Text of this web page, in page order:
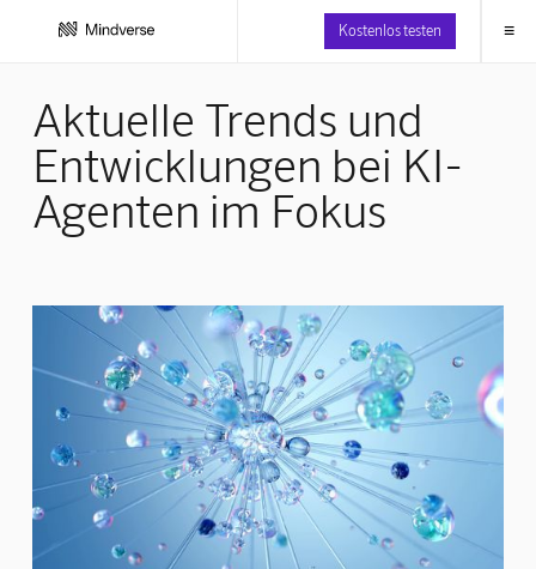
Kostenlos testen ≡
Aktuelle Trends und
Entwicklungen bei KI-
Agenten im Fokus